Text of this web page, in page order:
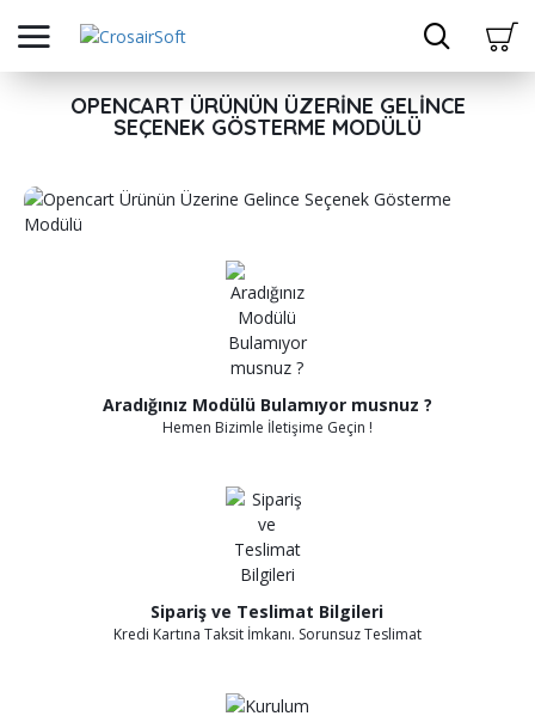
OPENCART ÜRÜNÜN ÜZERINE GELINCE
SEÇENEK GÖSTERME MODÜLÜ
Aradığınız Modülü Bulamıyor musnuz ?
Hemen Bizimle İletişime Geçin !
Sipariş ve Teslimat Bilgileri
Kredi Kartına Taksit İmkanı. Sorunsuz Teslimat